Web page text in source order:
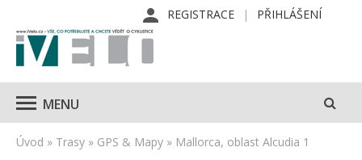
REGISTRACE PŘIHLÁŠENÍ
MENU
Úvod » Trasy » GPS & Mapy » Mallorca, oblast Alcudia 1